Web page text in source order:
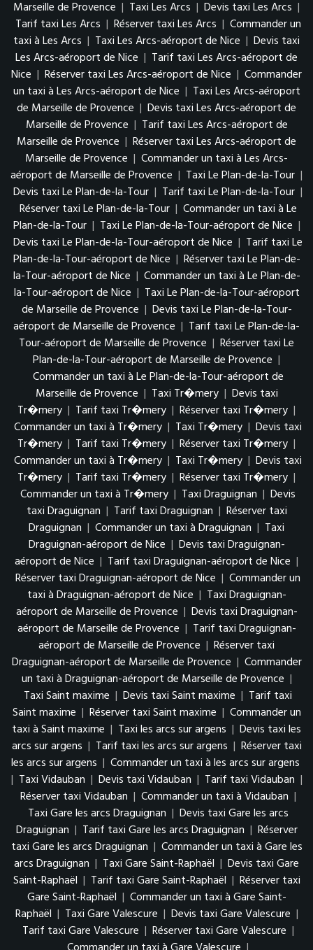
Marseille de Provence | Taxi Les Arcs | Devis taxi Les Arcs |
Tarif taxi Les Arcs | Réserver taxi Les Arcs | Commander un
taxi à Les Arcs | Taxi Les Arcs-aéroport de Nice | Devis taxi
Les Arcs-aéroport de Nice | Tarif taxi Les Arcs-aéroport de
Nice | Réserver taxi Les Arcs-aéroport de Nice | Commander
un taxi à Les Arcs-aéroport de Nice | Taxi Les Arcs-aéroport
de Marseille de Provence | Devis taxi Les Arcs-aéroport de
Marseille de Provence | Tarif taxi Les Arcs-aéroport de
Marseille de Provence | Réserver taxi Les Arcs-aéroport de
Marseille de Provence | Commander un taxi à Les Arcs-
aéroport de Marseille de Provence | Taxi Le Plan-de-la-Tour |
Devis taxi Le Plan-de-la-Tour | Tarif taxi Le Plan-de-la-Tour |
Réserver taxi Le Plan-de-la-Tour | Commander un taxi à Le
Plan-de-la-Tour | Taxi Le Plan-de-la-Tour-aéroport de Nice |
Devis taxi Le Plan-de-la-Tour-aéroport de Nice | Tarif taxi Le
Plan-de-la-Tour-aéroport de Nice | Réserver taxi Le Plan-de-
la-Tour-aéroport de Nice | Commander un taxi à Le Plan-de-
la-Tour-aéroport de Nice | Taxi Le Plan-de-la-Tour-aéroport
de Marseille de Provence | Devis taxi Le Plan-de-la-Tour-
aéroport de Marseille de Provence | Tarif taxi Le Plan-de-la-
Tour-aéroport de Marseille de Provence | Réserver taxi Le
Plan-de-la-Tour-aéroport de Marseille de Provence |
Commander un taxi à Le Plan-de-la-Tour-aéroport de
Marseille de Provence | Taxi Tr�mery | Devis taxi
Tr�mery | Tarif taxi Tr�mery | Réserver taxi Tr�mery |
Commander un taxi à Tr�mery | Taxi Tr�mery | Devis taxi
Tr�mery | Tarif taxi Tr�mery | Réserver taxi Tr�mery |
Commander un taxi à Tr�mery | Taxi Tr�mery | Devis taxi
Tr�mery | Tarif taxi Tr�mery | Réserver taxi Tr�mery |
Commander un taxi à Tr�mery | Taxi Draguignan | Devis
taxi Draguignan | Tarif taxi Draguignan | Réserver taxi
Draguignan | Commander un taxi à Draguignan | Taxi
Draguignan-aéroport de Nice | Devis taxi Draguignan-
aéroport de Nice | Tarif taxi Draguignan-aéroport de Nice |
Réserver taxi Draguignan-aéroport de Nice | Commander un
taxi à Draguignan-aéroport de Nice | Taxi Draguignan-
aéroport de Marseille de Provence | Devis taxi Draguignan-
aéroport de Marseille de Provence | Tarif taxi Draguignan-
aéroport de Marseille de Provence | Réserver taxi
Draguignan-aéroport de Marseille de Provence | Commander
un taxi à Draguignan-aéroport de Marseille de Provence |
Taxi Saint maxime | Devis taxi Saint maxime | Tarif taxi
Saint maxime | Réserver taxi Saint maxime | Commander un
taxi à Saint maxime | Taxi les arcs sur argens | Devis taxi les
arcs sur argens | Tarif taxi les arcs sur argens | Réserver taxi
les arcs sur argens | Commander un taxi à les arcs sur argens
| Taxi Vidauban | Devis taxi Vidauban | Tarif taxi Vidauban |
Réserver taxi Vidauban | Commander un taxi à Vidauban |
Taxi Gare les arcs Draguignan | Devis taxi Gare les arcs
Draguignan | Tarif taxi Gare les arcs Draguignan | Réserver
taxi Gare les arcs Draguignan | Commander un taxi à Gare les
arcs Draguignan | Taxi Gare Saint-Raphaël | Devis taxi Gare
Saint-Raphaël | Tarif taxi Gare Saint-Raphaël | Réserver taxi
Gare Saint-Raphaël | Commander un taxi à Gare Saint-
Raphaël | Taxi Gare Valescure | Devis taxi Gare Valescure |
Tarif taxi Gare Valescure | Réserver taxi Gare Valescure |